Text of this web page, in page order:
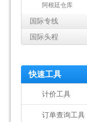
阿根廷仓库
国际专线
国际头程
快速工具
计价工具
订单查询工具